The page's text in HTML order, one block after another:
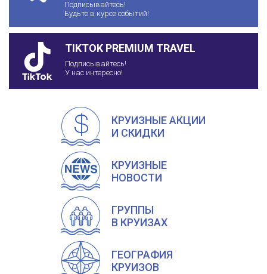
Подписывайтесь!
Будьте в курсе событий!
TIKTOK PREMIUM TRAVEL
Подписывайтесь!
У нас интересно!
КРУИЗНЫЕ АКЦИИ
И СКИДКИ
КРУИЗНЫЕ
НОВОСТИ
ГРУППЫ
В КРУИЗАХ
ГЕОГРАФИЯ
КРУИЗОВ